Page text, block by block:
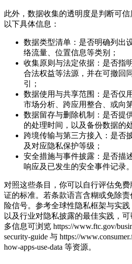
此外，数据收集的透明度是判断可
以下具体信息：
数据类型清单：是否明确列出
络流量、位置信息等类别；
收集原则与法定依据：是否指
合法权益等法源，并在可撤回
引；
数据使用与共享范围：是否仅
市场分析、跨应用整合、或向
数据留存与删除机制：是否提
的处理时间，以及备份数据的
跨境传输与第三方接入：是否
及对应隐私保护等级；
安全措施与事件披露：是否描
响应及已发生的安全事件记录。
对照这些条目，你可以自行评估免
证的标准。若条款语言含糊或免除
险信号。参考全球性隐私框架与实践
以及行业对隐私披露的最佳实践，
多信息可浏览 https://www.ftc.gov/
security-guide 与 https://
how-apps-use-data 等资源。